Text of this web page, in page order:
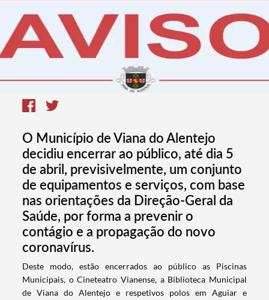
O Município de Viana do Alentejo
decidiu encerrar ao público, até dia 5
de abril, previsivelmente, um conjunto
de equipamentos e serviços, com base
nas orientações da Direção-Geral da
Saúde, por forma a prevenir o
contágio e a propagação do novo
coronavírus.
Deste modo, estão encerrados ao público as Piscinas
Municipais, o Cineteatro Vianense, a Biblioteca Municipal
de Viana do Alentejo e respetivos polos em Aguiar e